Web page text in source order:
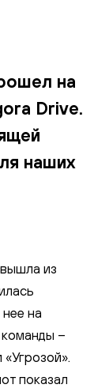
на
Drive.
наших
из
на
–
показал